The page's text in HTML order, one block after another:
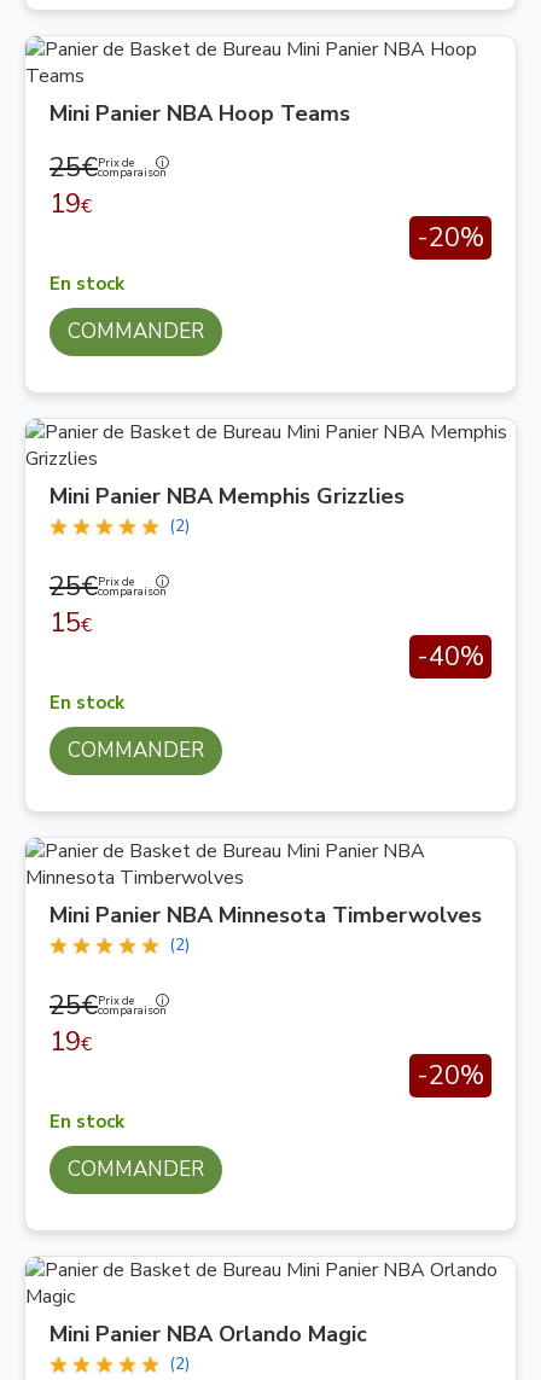
Mini Panier NBA Hoop Teams
25€Prix de
comparaison
19€
-20%
En stock
COMMANDER
Mini Panier NBA Memphis Grizzlies
(2)
25€Prix de
comparaison
15€
-40%
En stock
COMMANDER
Mini Panier NBA Minnesota Timberwolves
(2)
25€Prix de
comparaison
19€
-20%
En stock
COMMANDER
Mini Panier NBA Orlando Magic
(2)